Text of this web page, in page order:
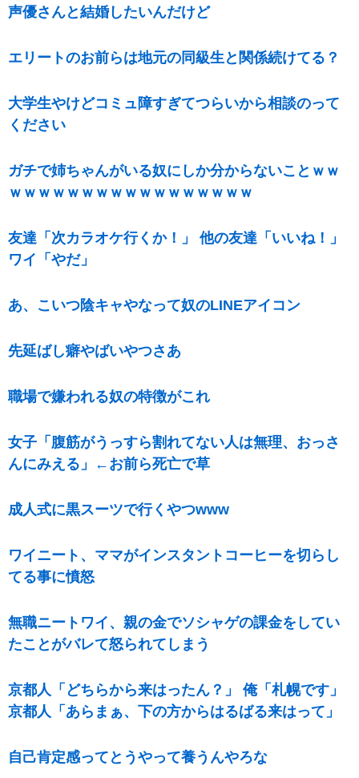
声優さんと結婚したいんだけど
エリートのお前らは地元の同級生と関係続けてる？
大学生やけどコミュ障すぎてつらいから相談のって
ください
ガチで姉ちゃんがいる奴にしか分からないことｗｗ
ｗｗｗｗｗｗｗｗｗｗｗｗｗｗｗｗｗ
友達「次カラオケ行くか！」 他の友達「いいね！」
ワイ「やだ」
あ、こいつ陰キャやなって奴のLINEアイコン
先延ばし癖やばいやつさあ
職場で嫌われる奴の特徴がこれ
女子「腹筋がうっすら割れてない人は無理、おっさ
んにみえる」←お前ら死亡で草
成人式に黒スーツで行くやつwww
ワイニート、ママがインスタントコーヒーを切らし
てる事に憤怒
無職ニートワイ、親の金でソシャゲの課金をしてい
たことがバレて怒られてしまう
京都人「どちらから来はったん？」 俺「札幌です」
京都人「あらまぁ、下の方からはるばる来はって」
自己肯定感ってとうやって養うんやろな